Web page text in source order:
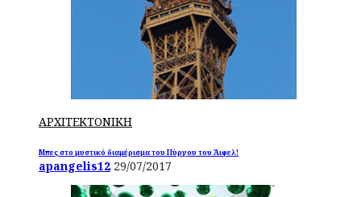
ΑΡΧΙΤΕΚΤΟΝΙΚΗ
Μπες στο μυστικό διαμέρισμα του Πύργου του Άιφελ!
apangelis12 29/07/2017